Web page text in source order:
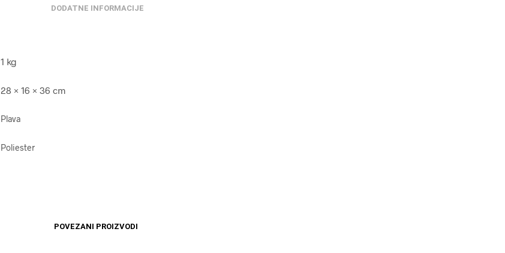
DODATNE INFORMACIJE
1 kg
28 × 16 × 36 cm
Plava
Poliester
POVEZANI PROIZVODI